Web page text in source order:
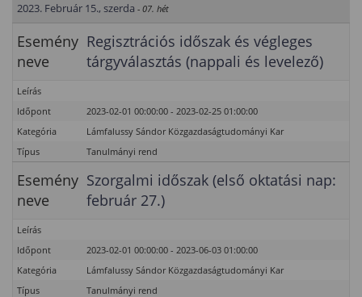
2023. Február 15., szerda - 07. hét
Esemény
neve
Regisztrációs időszak és végleges
tárgyválasztás (nappali és levelező)
Leírás
Időpont
2023-02-01 00:00:00 - 2023-02-25 01:00:00
Kategória
Lámfalussy Sándor Közgazdaságtudományi Kar
Típus
Tanulmányi rend
Esemény
neve
Szorgalmi időszak (első oktatási nap:
február 27.)
Leírás
Időpont
2023-02-01 00:00:00 - 2023-06-03 01:00:00
Kategória
Lámfalussy Sándor Közgazdaságtudományi Kar
Típus
Tanulmányi rend